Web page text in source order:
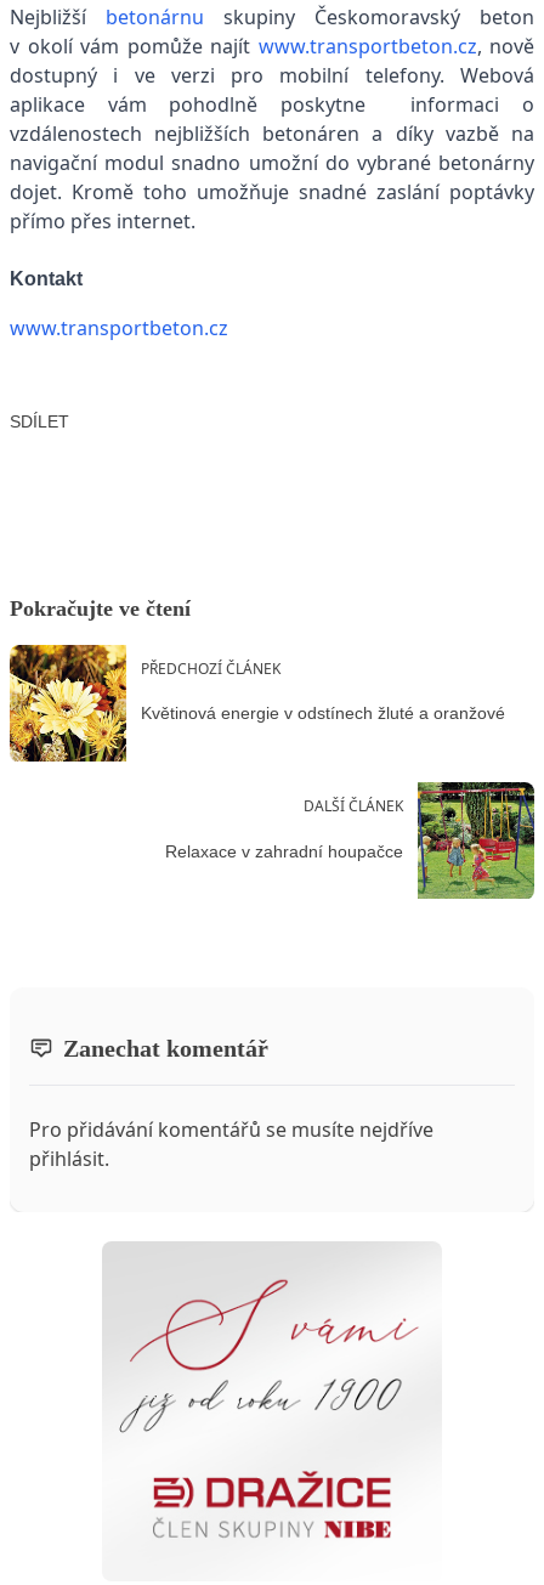
Nejbližší betonárnu skupiny Českomoravský beton
v okolí vám pomůže najít www.transportbeton.cz, nově
dostupný i ve verzi pro mobilní telefony. Webová
aplikace vám pohodlně poskytne informaci o
vzdálenostech nejbližších betonáren a díky vazbě na
navigační modul snadno umožní do vybrané betonárny
dojet. Kromě toho umožňuje snadné zaslání poptávky
přímo přes internet.
Kontakt
www.transportbeton.cz
SDÍLET
Pokračujte ve čtení
PŘEDCHOZÍ ČLÁNEK
Květinová energie v odstínech žluté a oranžové
DALŠÍ ČLÁNEK
Relaxace v zahradní houpačce
Zanechat komentář
Pro přidávání komentářů se musíte nejdříve
přihlásit.